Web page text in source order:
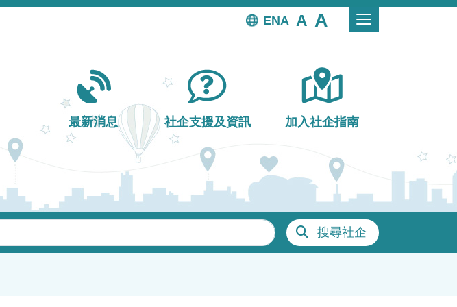
EN
Main navigation
最新消息 社企支援及資訊 加入社企指南
搜尋社企